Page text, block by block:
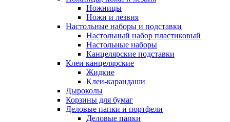
Ножницы
Ножи и лезвия
Настольные наборы и подставки
Настольный набор пластиковый
Настольные наборы
Канцелярские подставки
Клеи канцелярские
Жидкие
Клеи-карандаши
Дыроколы
Корзины для бумаг
Деловые папки и портфели
Деловые папки